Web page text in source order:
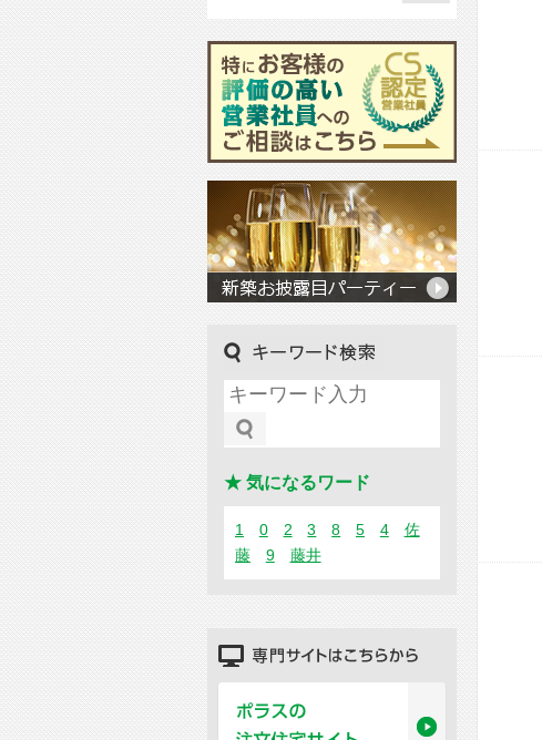
★ 気になるワード
1 0 2 3 8 5 4
佐
藤
9 藤井